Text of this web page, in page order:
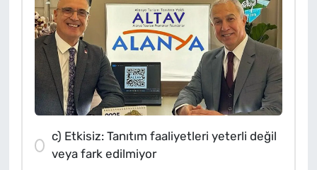
c) Etkisiz: Tanıtım faaliyetleri yeterli değil
veya fark edilmiyor